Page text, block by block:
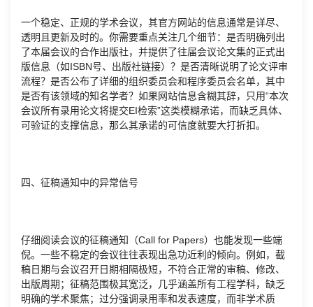
一个稳定、正规的学术会议，其官方网站的信息通常是详尽、
透明且更新及时的。你需要重点关注几个细节：是否明确列出
了本届会议的合作出版社，并提供了往届会议论文集的正式出
版信息（如ISBN号、出版社链接）？是否清晰说明了论文评审
流程？是否公布了详细的组织委员会和程序委员会名单，其中
是否有该领域的知名学者？如果网站信息含糊其辞，只用“本次
会议所有录用论文将提交EI检索”这类模糊承诺，而缺乏具体、
可验证的支撑信息，那么其承诺的可信度就要大打折扣。
四、征稿通知中的异常信号
仔细阅读会议的征稿通知（Call for Papers）也能发现一些端
倪。一些不稳定的会议往往表现出急功近利的倾向。例如，截
稿日期与会议召开日期相隔极短，不符合正常的审稿、修改、
出版周期；征稿范围极其宽泛，几乎涵盖所有工程学科，缺乏
明确的学术聚焦；过分强调录用率和发表速度，而非学术质